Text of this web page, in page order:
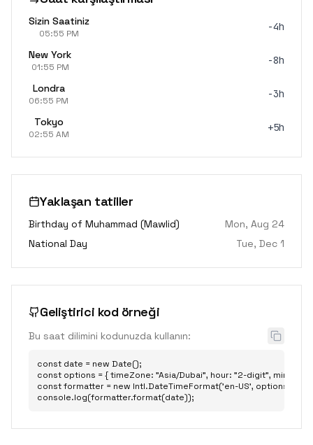
Sizin Saatiniz
05:55 PM
-4h
New York
01:55 PM
-8h
Londra
06:55 PM
-3h
Tokyo
02:55 AM
+5h
Yaklaşan tatiller
Birthday of Muhammad (Mawlid)
Mon, Aug 24
National Day
Tue, Dec 1
Geliştirici kod örneği
Bu saat dilimini kodunuzda kullanın:
const date = new Date();
const options = { timeZone: "Asia/Dubai", hour: "2-digit", minute:
const formatter = new Intl.DateTimeFormat('en-US', options);
console.log(formatter.format(date));